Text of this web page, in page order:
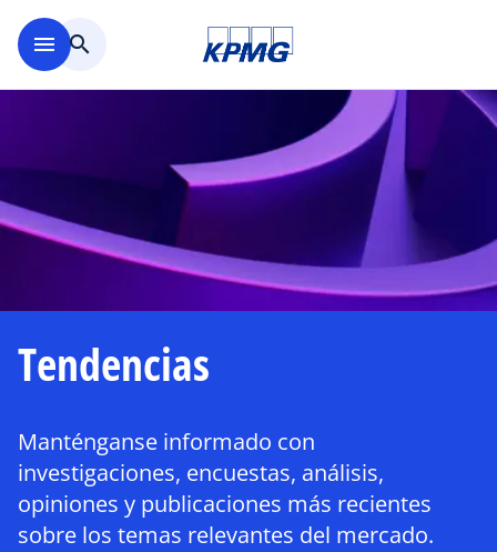
menu search
Tendencias
Manténganse informado con
investigaciones, encuestas, análisis,
opiniones y publicaciones más recientes
sobre los temas relevantes del mercado.